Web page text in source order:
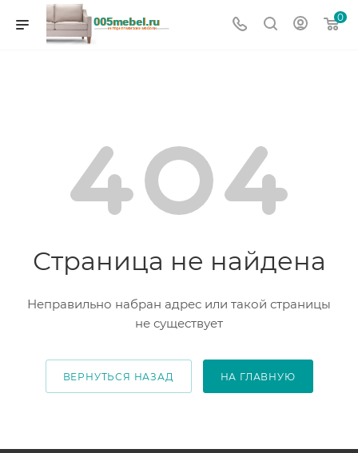
0
Страница не найдена
Неправильно набран адрес или такой страницы
не существует
ВЕРНУТЬСЯ НАЗАД НА ГЛАВНУЮ